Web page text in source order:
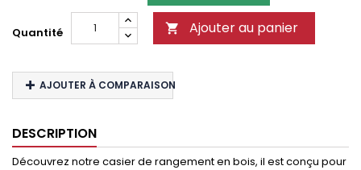
Quantité  Ajouter au panier
AJOUTER À COMPARAISON
DESCRIPTION
Découvrez notre casier de rangement en bois, il est conçu pour